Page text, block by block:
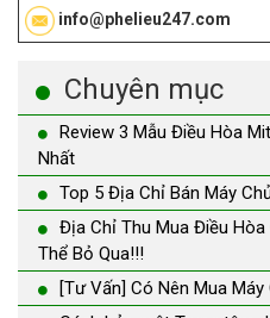
info@phelieu247.com
Chuyên mục
Review 3 Mẫu Điều Hòa
Nhất
Top 5 Địa Chỉ Bán Máy
Địa Chỉ Thu Mua Điều Hòa
Thể Bỏ Qua!!!
[Tư Vấn] Có Nên Mua